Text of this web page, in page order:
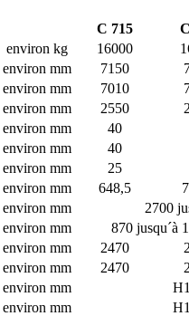
C 715
environ kg 16000
environ mm 7150
environ mm 7010
environ mm 2550
environ mm
40
environ mm
40
environ mm
25
environ mm 648,5
environ mm
2700
environ mm
870 jusqu´à
environ mm 2470
environ mm 2470
environ mm
environ mm